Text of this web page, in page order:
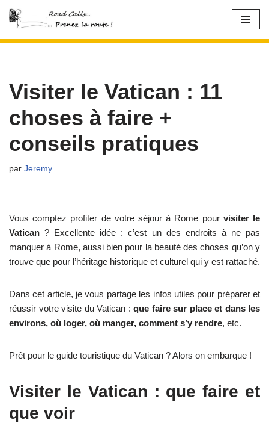
Aller
Visiter le Vatican : 11
choses à faire +
conseils pratiques
par Jeremy
Vous comptez profiter de votre séjour à Rome pour visiter le
Vatican ? Excellente idée : c’est un des endroits à ne pas
manquer à Rome, aussi bien pour la beauté des choses qu’on y
trouve que pour l’héritage historique et culturel qui y est rattaché.
Dans cet article, je vous partage les infos utiles pour préparer et
réussir votre visite du Vatican : que faire sur place et dans les
environs, où loger, où manger, comment s’y rendre, etc.
Prêt pour le guide touristique du Vatican ? Alors on embarque !
Visiter le Vatican : que faire et
que voir